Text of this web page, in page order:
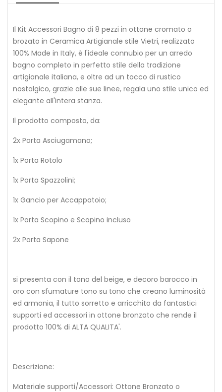
Il Kit Accessori Bagno di 8 pezzi in ottone cromato o
brozato in Ceramica Artigianale stile Vietri, realizzato
100% Made in Italy, è l'ideale connubio per un arredo
bagno completo in perfetto stile della tradizione
artigianale italiana, e oltre ad un tocco di rustico
nostalgico, grazie alle sue linee, regala uno stile unico ed
elegante all'intera stanza.
Il prodotto composto, da:
2x Porta Asciugamano;
1x Porta Rotolo
1x Porta Spazzolini;
1x Gancio per Accappatoio;
1x Porta Scopino e Scopino incluso
2x Porta Sapone
si presenta con il tono del beige, e decoro barocco in
oro con sfumature tono su tono che creano luminosità
ed armonia, il tutto sorretto e arricchito da fantastici
supporti ed accessori in ottone bronzato che rende il
prodotto 100% di ALTA QUALITA'.
Descrizione:
Materiale supporti/Accessori: Ottone Bronzato o